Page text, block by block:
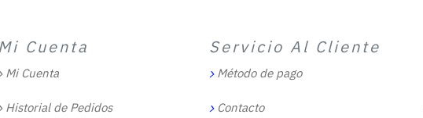
Mi Cuenta
Mi Cuenta
Historial de Pedidos
Servicio Al Cliente
Método de pago
Contacto